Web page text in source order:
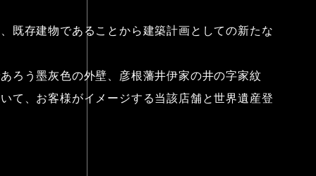
既存建物であることから建築計画としての新たな
ろう墨灰色の外壁、彦根藩井伊家の井の字家紋
て、お客様がイメージする当該店舗と世界遺産登